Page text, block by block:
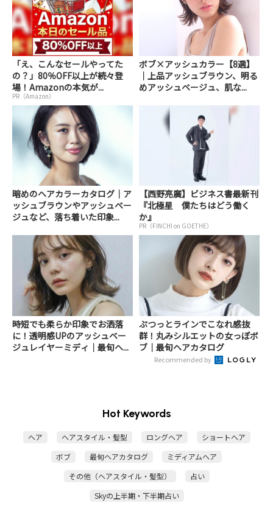
「え、こんなセールやってた
の？」80％OFF以上が続々登
場！Amazonの本気が...
PR（Amazon）
ボブ×アッシュカラー【8選】
｜上品アッシュブラウン、明る
めアッシュベージュ、肌な...
暗めのヘアカラーカタログ｜ア
ッシュブラウンやアッシュベー
ジュなど、落ち着いた印象...
【西野亮廣】ビジネス書最新刊
『北極星 僕たちはどう働く
か』
PR（FINCHI on GOETHE）
時短でも柔らか印象でお洒落
に！透明感UPのアッシュベー
ジュレイヤーミディ｜最旬ヘ...
ぷつっとラインでこなれ感抜
群！丸みシルエットの女っぽボ
ブ｜最旬ヘアカタログ
Recommended by
Hot Keywords
ヘア ヘアスタイル・髪型 ロングヘア
ショートヘア
ボブ
最旬ヘアカタログ
ミディアムヘア
その他（ヘアスタイル・髪型）
占い
Skyの上半期・下半期占い